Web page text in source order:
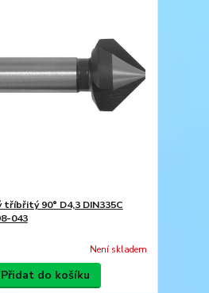
90° D4,3 DIN335C
043
Není skladem
Přidat do košíku